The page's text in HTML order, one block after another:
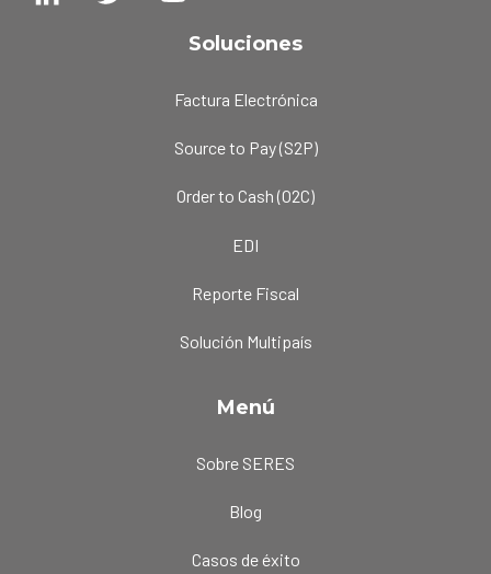
Soluciones
Factura Electrónica
Source to Pay (S2P)
Order to Cash (O2C)
EDI
Reporte Fiscal
Solución Multipaís
Menú
Sobre SERES
Blog
Casos de éxito